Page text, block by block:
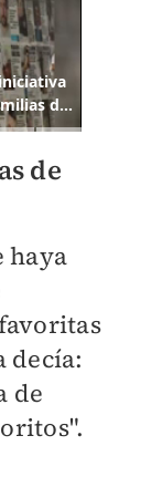
de
haya
decía:
de